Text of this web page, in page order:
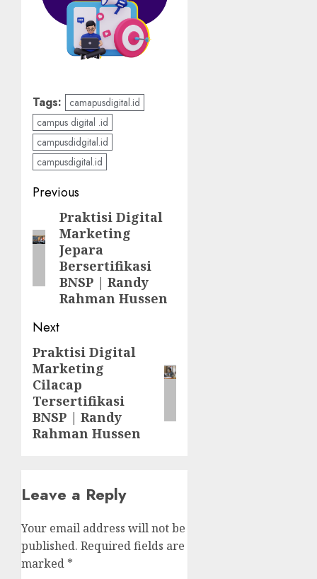
Tags:
camapusdigital.id
campus digital .id
campusdidgital.id
campusdigital.id
Post
navigation
Previous
Previous
post:
Praktisi Digital
Marketing
Jepara
Bersertifikasi
BNSP | Randy
Rahman Hussen
Next
Next
post:
Praktisi Digital
Marketing
Cilacap
Tersertifikasi
BNSP | Randy
Rahman Hussen
Leave a Reply
Your email address will not be
published. Required fields are
marked *